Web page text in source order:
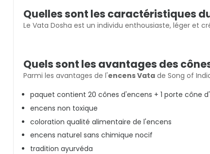
Quelles sont les caractéristiques
Le Vata Dosha est un individu enthousiaste, léger et
Quels sont les avantages des
Parmi les avantages de l'encens Vata de Song of
paquet contient 20 cônes d'encens + 1 porte cône
encens non toxique
coloration qualité alimentaire de l'encens
encens naturel sans chimique nocif
tradition ayurvéda